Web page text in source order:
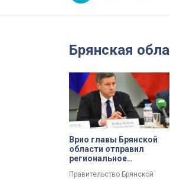
Брянская
Врио главы Брянской
области отправил
региональное
Правительство Брянской